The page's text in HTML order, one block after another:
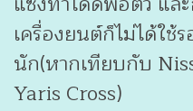
เครื่องยนต์ก็ไม่ได้ใช้
นัก(หากเทียบกับ
Yaris Cross)